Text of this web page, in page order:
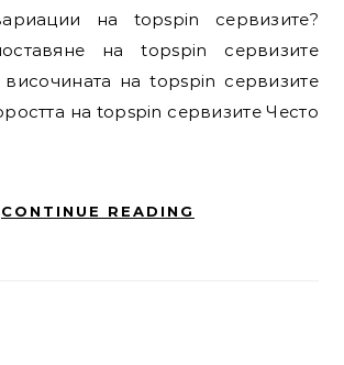
на topspin сервизите?
на topspin сервизите
на topspin сервизите
на topspin сервизите Често
CONTINUE READING